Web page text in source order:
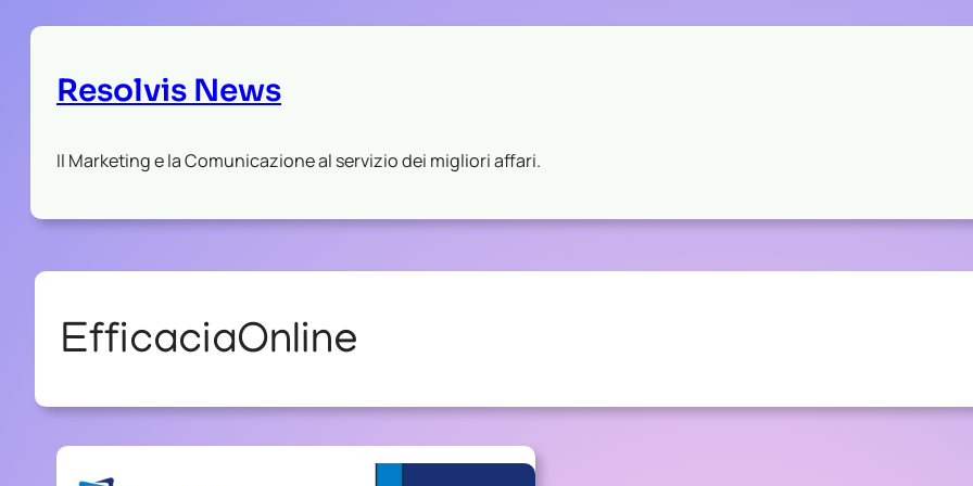
Resolvis News
Il Marketing e la Comunicazione al servizio dei migliori affari.
EfficaciaOnline